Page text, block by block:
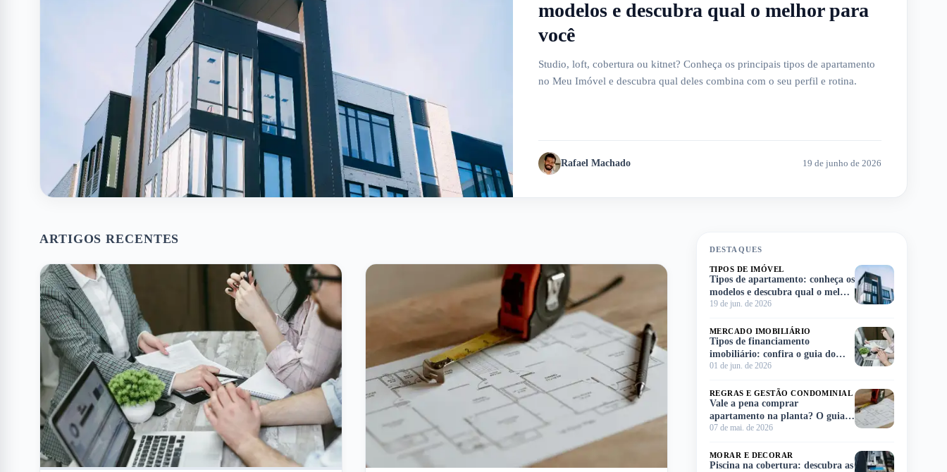
modelos e descubra qual o melhor para
você
Studio, loft, cobertura ou kitnet? Conheça os principais tipos de apartamento
no Meu Imóvel e descubra qual deles combina com o seu perfil e rotina.
Rafael Machado 19 de junho de 2026
ARTIGOS RECENTES
DESTAQUES
TIPOS DE IMÓVEL
Tipos de apartamento: conheça os
modelos e descubra qual o melhor
para você
19 de jun. de 2026
MERCADO IMOBILIÁRIO
Tipos de financiamento
imobiliário: confira o guia do
Meu Imóvel e escolha o ideal para
01 de jun. de 2026
REGRAS E GESTÃO CONDOMINIAL
Vale a pena comprar
apartamento na planta? O guia
completo para você decidir sem
07 de mai. de 2026
MORAR E DECORAR
Piscina na cobertura: descubra as